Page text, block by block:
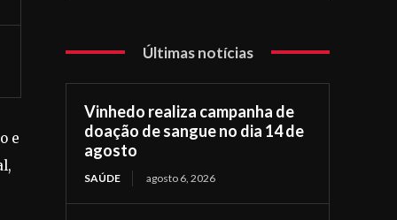
e
Últimas notícias
Vinhedo realiza campanha de
doação de sangue no dia 14 de
agosto
SAÚDE agosto 6, 2026